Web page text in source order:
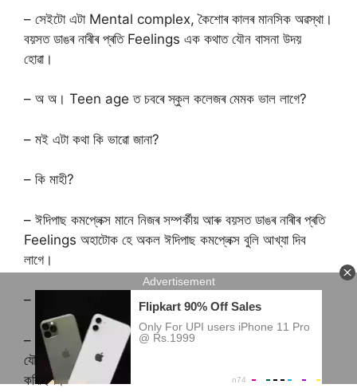
– সেইটো এটা Mental complex, কৈশোৰ কালৰ মানসিক অৱস্থা।
বয়সত ডাঙৰ নাৰীৰ প্ৰতি Feelings এক কথাত যৌন বাসনা উদয়
হোৱা।
– অ অ। Teen age ত চবৰে স্কুল কলেজৰ মেমক ভাল লাগে?
– মই এটা কথা কি ভাৱো জানা?
– কি মাহী?
– ঈদিপাছ কমপ্লেক্স মানে নিজৰ সম্পৰ্কীয় আৰু বয়সত ডাঙৰ নাৰীৰ প্ৰতি
Feelings অহাটোক হে অকল ঈদিপাছ কমপ্লেক্স বুলি আখ্যা দিব
লাগে।
– কিয়?
– কিয় জানা? কাৰণ ঈদিপাছ নামৰ ৰজা জনে নিজৰ মাকৰে প্ৰেমত পৰি
যৌন সম্পৰ্ক গঢ়ি তুলিছিল। আৰু তাৰ কাৰণে আগত নিজ পিতৃক হত্যা
কৰিছিল।